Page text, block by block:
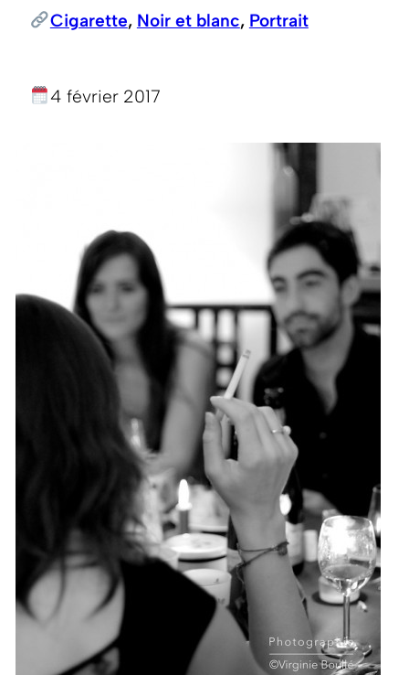
Cigarette, Noir et blanc, Portrait
4 février 2017